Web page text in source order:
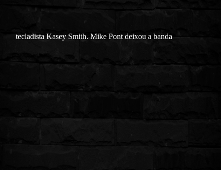
tecladista Kasey Smith. Mike Pont deixou a banda